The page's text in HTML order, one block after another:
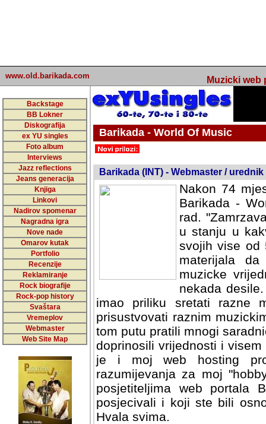
www.old.barikada.com Muzicki web
Backstage
BB Lokner
Diskografija
ex YU singles
Foto album
Interviews
Jazz reflections
Jeans generacija
Knjiga
Linkovi
Nadirov spomenar
Nagradna igra
Nove nade
Omarov kutak
Portfolio
Recenzije
Reklamiranje
Rock biografije
Rock-pop history
Svaštara
Vremeplov
Webmaster
Web Site Map
Barikada - World Of Music
Barikada (INT) - Webmaster / urednik
Nakon 74
Barikada -
rad.
u stanju u
svojih vise od
materijala
muzicke
nekada
imao priliku sretati razne
prisustvovati raznim
tom putu pratili mnogi
doprinosili vrijednosti i
je i moj web hosting
razumijevanja za moj
posjetiteljima web portala
posjecivali i koji ste bili
Hvala svima.